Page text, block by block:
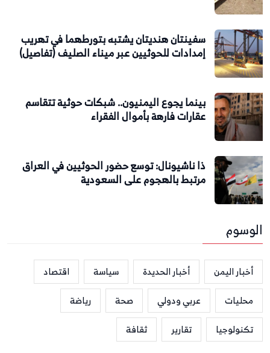
سفينتان هنديتان يشتبه بتورطهما في تهريب
إمدادات للحوثيين عبر ميناء الصليف (تفاصيل)
بينما يجوع اليمنيون.. شبكات حوثية تتقاسم
عقارات فارهة بأموال الفقراء
ذا ناشيونال: توسع حضور الحوثيين في العراق
مرتبط بالهجوم على السعودية
الوسوم
أخبار اليمن أخبار الحديدة سياسة
اقتصاد
محليات
عربي ودولي صحة
رياضة
تكنولوجيا
تقارير ثقافة